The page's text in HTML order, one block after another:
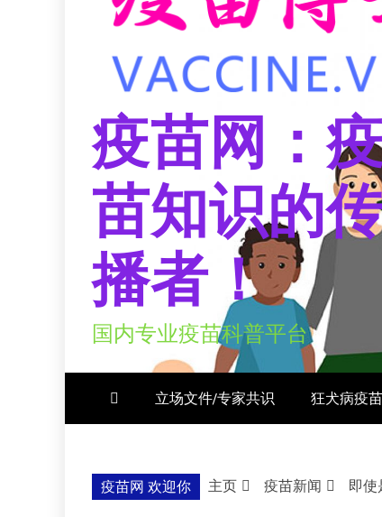
疫苗网：
苗知识的
播者！
国内专业疫苗科普平台
立场文件/专家共识 狂犬病疫苗
疫苗网 欢迎你 主页 疫苗新闻 即使